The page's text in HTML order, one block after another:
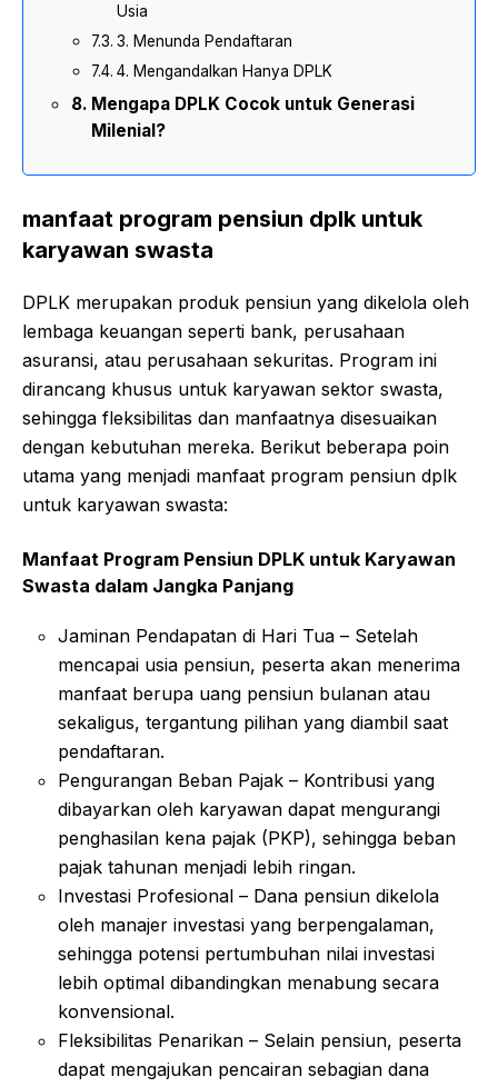
Usia
3. Menunda Pendaftaran
4. Mengandalkan Hanya DPLK
Mengapa DPLK Cocok untuk Generasi
Milenial?
manfaat program pensiun dplk untuk
karyawan swasta
DPLK merupakan produk pensiun yang dikelola oleh
lembaga keuangan seperti bank, perusahaan
asuransi, atau perusahaan sekuritas. Program ini
dirancang khusus untuk karyawan sektor swasta,
sehingga fleksibilitas dan manfaatnya disesuaikan
dengan kebutuhan mereka. Berikut beberapa poin
utama yang menjadi manfaat program pensiun dplk
untuk karyawan swasta:
Manfaat Program Pensiun DPLK untuk Karyawan
Swasta dalam Jangka Panjang
Jaminan Pendapatan di Hari Tua – Setelah
mencapai usia pensiun, peserta akan menerima
manfaat berupa uang pensiun bulanan atau
sekaligus, tergantung pilihan yang diambil saat
pendaftaran.
Pengurangan Beban Pajak – Kontribusi yang
dibayarkan oleh karyawan dapat mengurangi
penghasilan kena pajak (PKP), sehingga beban
pajak tahunan menjadi lebih ringan.
Investasi Profesional – Dana pensiun dikelola
oleh manajer investasi yang berpengalaman,
sehingga potensi pertumbuhan nilai investasi
lebih optimal dibandingkan menabung secara
konvensional.
Fleksibilitas Penarikan – Selain pensiun, peserta
dapat mengajukan pencairan sebagian dana